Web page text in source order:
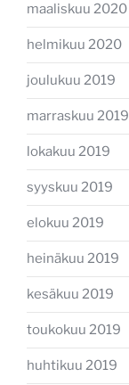
maaliskuu 2020
helmikuu 2020
joulukuu 2019
marraskuu 2019
lokakuu 2019
syyskuu 2019
elokuu 2019
heinäkuu 2019
kesäkuu 2019
toukokuu 2019
huhtikuu 2019